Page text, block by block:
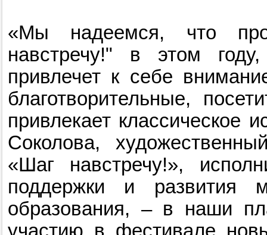
«Мы надеемся, что
навстречу!" в этом
привлечет к себе
благотворительные,
привлекает классическое
Соколова,
«Шаг навстречу!»,
поддержки и развития
образования, – в наши
участию в фестивале